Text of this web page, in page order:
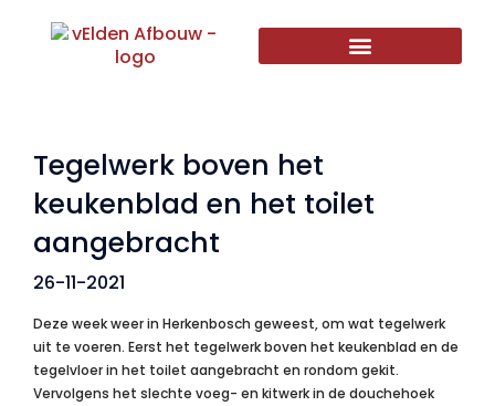
Tegelwerk boven het
keukenblad en het toilet
aangebracht
26-11-2021
Deze week weer in Herkenbosch geweest, om wat tegelwerk
uit te voeren. Eerst het tegelwerk boven het keukenblad en de
tegelvloer in het toilet aangebracht en rondom gekit.
Vervolgens het slechte voeg- en kitwerk in de douchehoek